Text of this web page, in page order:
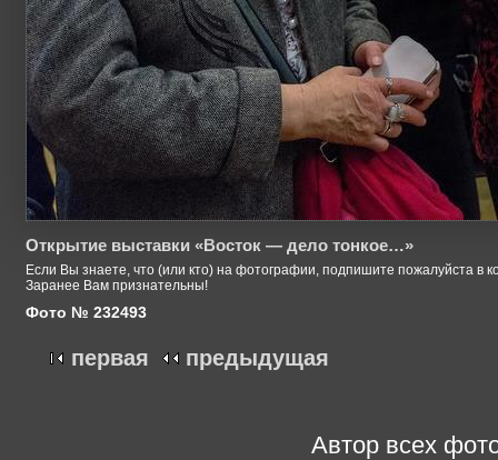
Открытие выставки «Восток — дело тонкое…»
Если Вы знаете, что (или кто) на фотографии, подпишите пожалуйста в
Заранее Вам признательны!
Фото № 232493
первая предыдущая
Автор всех